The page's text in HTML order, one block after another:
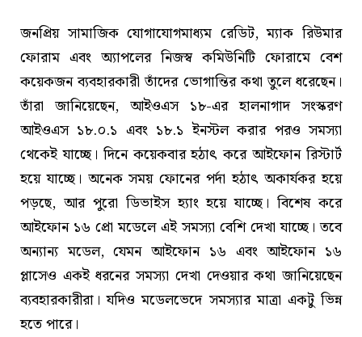
জনপ্রিয় সামাজিক যোগাযোগমাধ্যম রেডিট, ম্যাক রিউমার
ফোরাম এবং অ্যাপলের নিজস্ব কমিউনিটি ফোরামে বেশ
কয়েকজন ব্যবহারকারী তাঁদের ভোগান্তির কথা তুলে ধরেছেন।
তাঁরা জানিয়েছেন, আইওএস ১৮-এর হালনাগাদ সংস্করণ
আইওএস ১৮.০.১ এবং ১৮.১ ইনস্টল করার পরও সমস্যা
থেকেই যাচ্ছে। দিনে কয়েকবার হঠাৎ করে আইফোন রিস্টার্ট
হয়ে যাচ্ছে। অনেক সময় ফোনের পর্দা হঠাৎ অকার্যকর হয়ে
পড়ছে, আর পুরো ডিভাইস হ্যাং হয়ে যাচ্ছে। বিশেষ করে
আইফোন ১৬ প্রো মডেলে এই সমস্যা বেশি দেখা যাচ্ছে। তবে
অন্যান্য মডেল, যেমন আইফোন ১৬ এবং আইফোন ১৬
প্লাসেও একই ধরনের সমস্যা দেখা দেওয়ার কথা জানিয়েছেন
ব্যবহারকারীরা। যদিও মডেলভেদে সমস্যার মাত্রা একটু ভিন্ন
হতে পারে।